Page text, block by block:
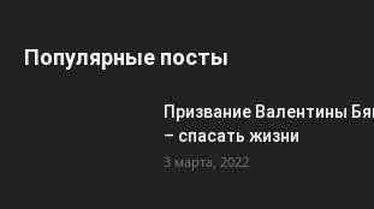
Популярные посты
Призвание Валентины
– спасать жизни
3 марта, 2022